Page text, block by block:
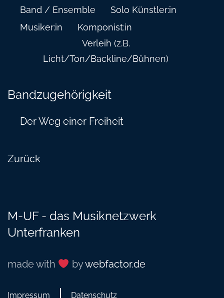
Band / Ensemble
Solo Künstler:in
Musiker:in
Komponist:in
Verleih (z.B.
Licht/Ton/Backline/Bühnen)
Bandzugehörigkeit
Der Weg einer Freiheit
Zurück
M-UF - das Musiknetzwerk
Unterfranken
made with bywebfactor.de
Impressum Datenschutz